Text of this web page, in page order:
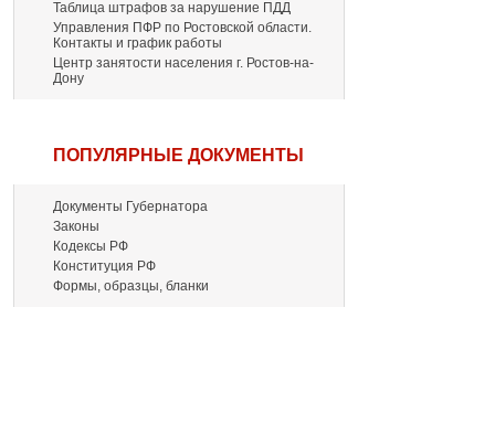
Таблица штрафов за нарушение ПДД
Управления ПФР по Ростовской области.
Контакты и график работы
Центр занятости населения г. Ростов-на-
Дону
ПОПУЛЯРНЫЕ ДОКУМЕНТЫ
Документы Губернатора
Законы
Кодексы РФ
Конституция РФ
Формы, образцы, бланки